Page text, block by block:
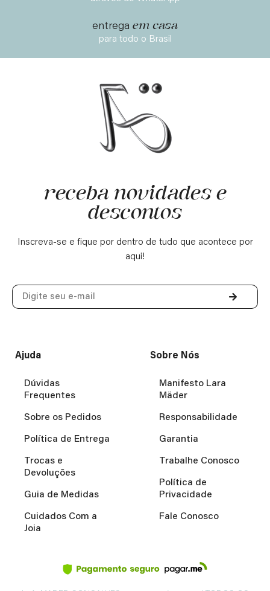
entrega em casa
para todo o Brasil
receba novidades e
descontos
Inscreva-se e fique por dentro de tudo que acontece por
aqui!
Ajuda
Dúvidas
Frequentes
Sobre os Pedidos
Política de Entrega
Trocas e
Devoluções
Guia de Medidas
Cuidados Com a
Joia
Sobre Nós
Manifesto Lara
Mäder
Responsabilidade
Garantia
Trabalhe Conosco
Política de
Privacidade
Fale Conosco